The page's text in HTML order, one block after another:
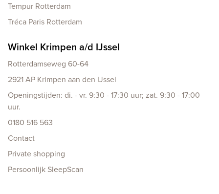
Tempur Rotterdam
Tréca Paris Rotterdam
Winkel Krimpen a/d IJssel
Rotterdamseweg 60-64
2921 AP Krimpen aan den IJssel
Openingstijden: di. - vr. 9:30 - 17:30 uur; zat. 9:30 - 17:00
uur.
0180 516 563
Contact
Private shopping
Persoonlijk SleepScan